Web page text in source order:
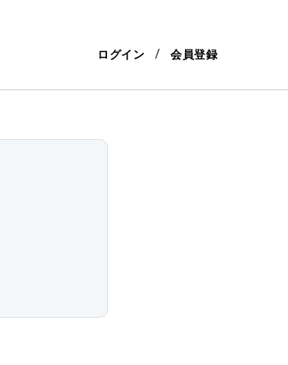
ログイン 会員登録